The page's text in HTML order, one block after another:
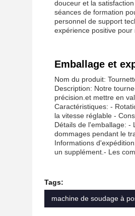
douceur et la
séances de formation
personnel de support
expérience positive pour
Emballage et
Nom du produit:
Description: Notre
précision.et mettre en
Caractéristiques: -
la vitesse réglable -
Détails de l'emballage: -
dommages pendant le
Informations
un supplément.- Les
Tags:
machine de soudage à